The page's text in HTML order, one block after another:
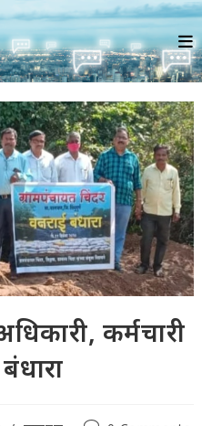
कर्मचारी